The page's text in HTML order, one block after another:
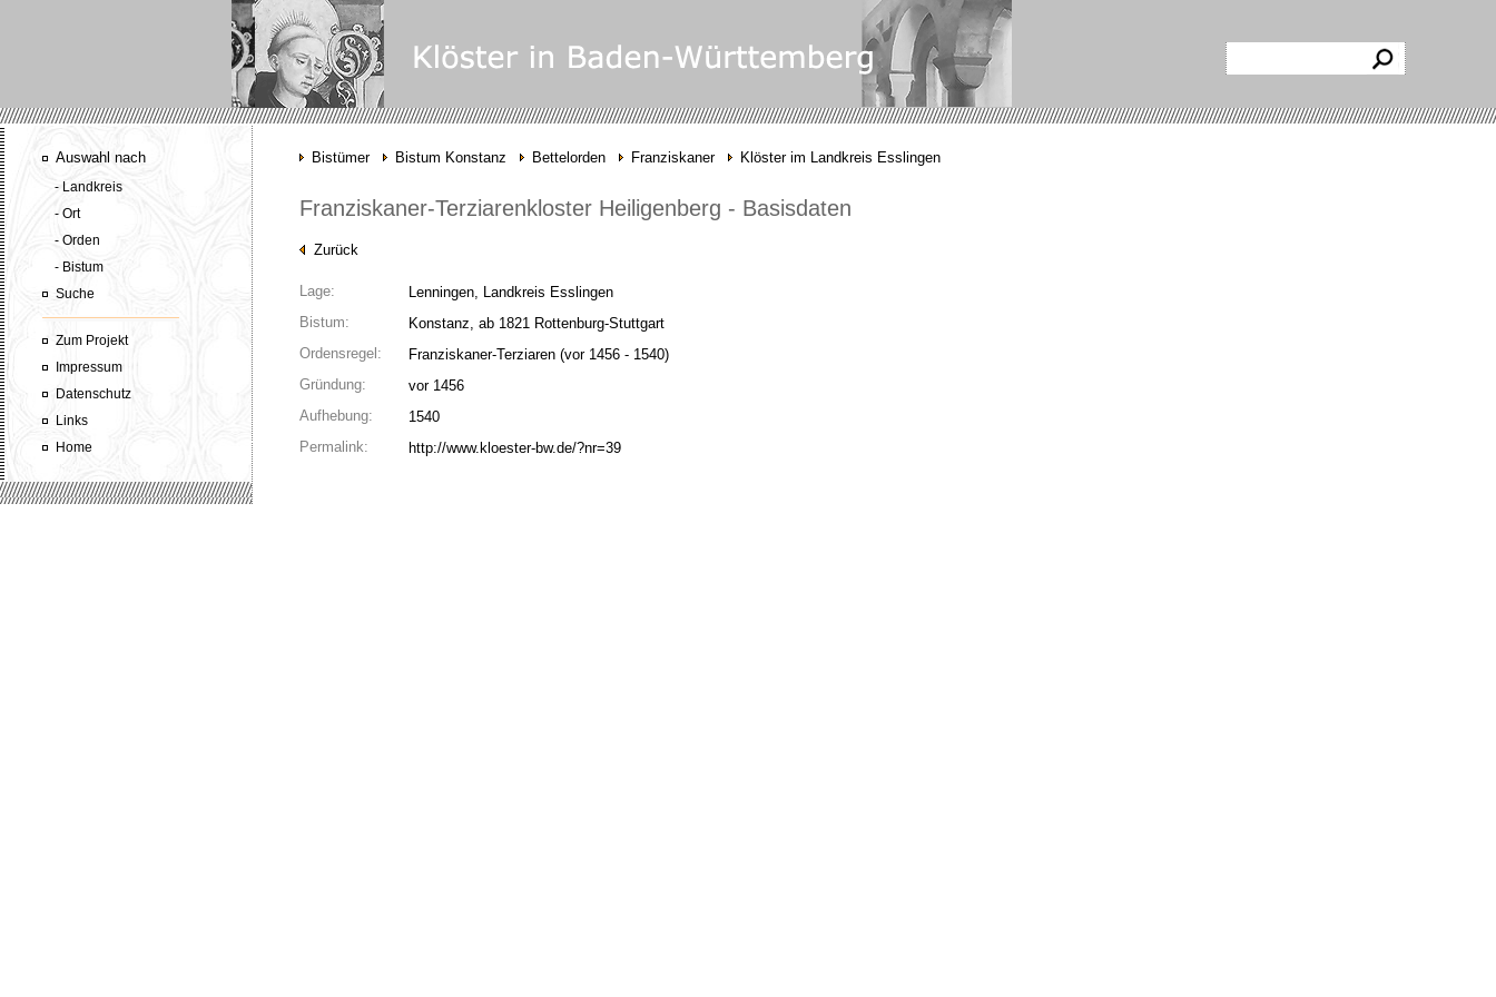
Auswahl nach
- Landkreis
- Ort
- Orden
- Bistum
Suche
Zum Projekt
Impressum
Datenschutz
Links
Home
Bistümer Bistum Konstanz Bettelorden Franziskaner Klöster im Landkreis Esslingen
Franziskaner-Terziarenkloster Heiligenberg - Basisdaten
Zurück
Lage:
Lenningen, Landkreis Esslingen
Bistum:
Konstanz, ab 1821 Rottenburg-Stuttgart
Ordensregel:
Franziskaner-Terziaren(vor 1456 - 1540)
Gründung:
vor 1456
Aufhebung:
1540
Permalink:
http://www.kloester-bw.de/?nr=39